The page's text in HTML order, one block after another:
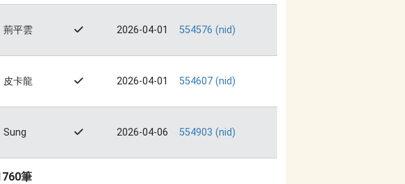
荊平雲 2026-04-01 554576 (nid)
皮卡龍 2026-04-01 554607 (nid)
Sung 2026-04-06 554903 (nid)
筆